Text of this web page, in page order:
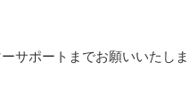
サポートまでお願いいたし